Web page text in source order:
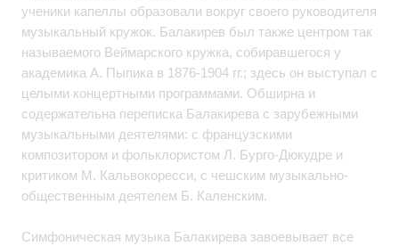
ученики капеллы образовали вокруг своего руководителя
музыкальный кружок. Балакирев был также центром так
называемого Веймарского кружка, собиравшегося у
академика А. Пыпика в 1876-1904 гг.; здесь он выступал с
целыми концертными программами. Обширна и
содержательна переписка Балакирева с зарубежными
музыкальными деятелями: с французскими
композитором и фольклористом Л. Бурго-Дюкудре и
критиком М. Кальвокоресси, с чешским музыкально-
общественным деятелем Б. Каленским.
Симфоническая музыка Балакирева завоевывает все